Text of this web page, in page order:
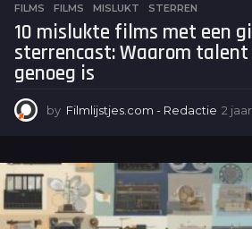
FILMS FILMS ,MISLUKT ,STERREN
10 mislukte films met een
sterrencast: Waarom
genoeg is
by Filmlijstjes.com - Redactie 2